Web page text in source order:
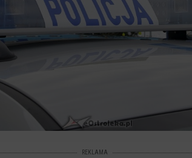
REKLAMA